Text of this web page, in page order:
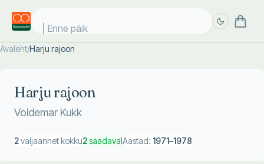
Enne päike
Avaleht/Harju rajoon
Harju rajoon
Voldemar Kukk
2väljaannet kokku2saadavalAastad: 1971–1978